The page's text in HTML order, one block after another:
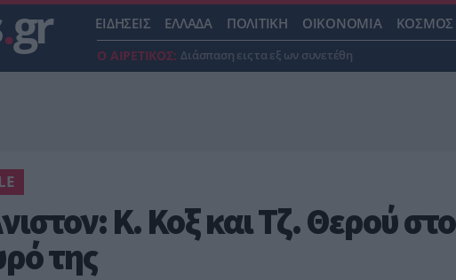
.gr ΕΙΔΗΣΕΙΣ ΕΛΛΑΔΑ ΠΟΛΙΤΙΚΗ ΟΙΚΟΝΟΜΙΑ ΚΟΣΜΟΣ
Ο ΑΙΡΕΤΙΚΟΣ: Διάσπαση εις τα εξ ων συνετέθη
Κ. Κοξ και Τζ. Θερού στο
της